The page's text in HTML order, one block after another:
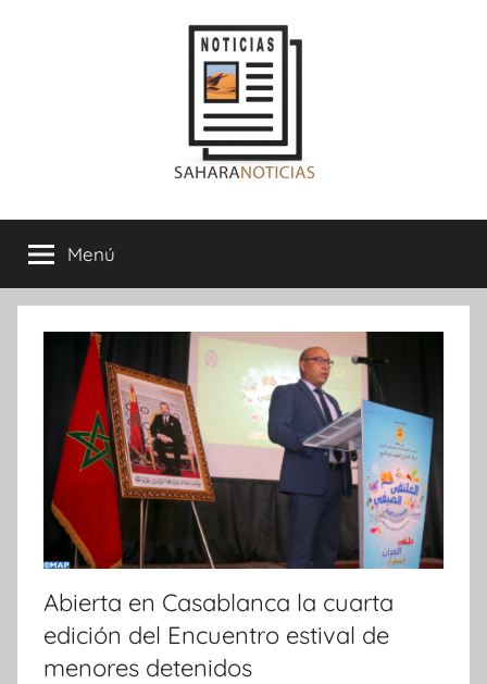
Sahara
Noticias
Menú
Abierta en Casablanca la cuarta
edición del Encuentro estival de
menores detenidos